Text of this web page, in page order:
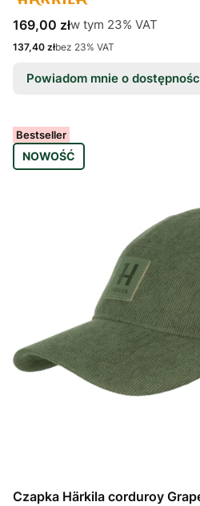
Cena brutto
169,00 złw tym %s VAT
w tym 23% VAT
Cena netto
137,40 złbez 23% VAT
Powiadom mnie o
Bestseller
NOWOŚĆ
Czapka Härkila corduroy